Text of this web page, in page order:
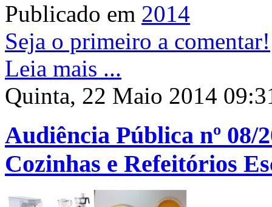
Publicado em 2014
Seja o primeiro a comentar!
Leia mais ...
Quinta, 22 Maio 2014
Audiência Pública nº 08/
Cozinhas e Refeitórios